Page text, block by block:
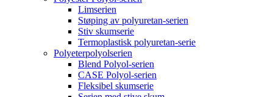
Limserien
Støping av polyuretan-serien
Stiv skumserie
Termoplastisk polyuretan-serie
Polyeterpolyolserien
Blend Polyol-serien
CASE Polyol-serien
Fleksibel skumserie